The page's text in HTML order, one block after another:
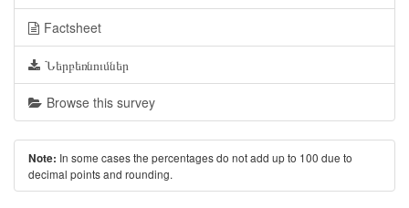
Factsheet
Ներբեռնումներ
Browse this survey
Note: In some cases the percentages do not add up to 100 due to
decimal points and rounding.